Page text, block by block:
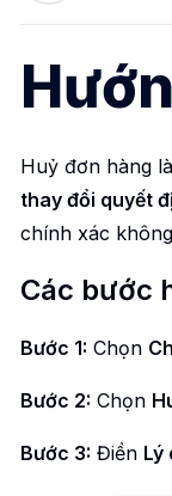
Huỷ đơn hàng
thay đổi quyết
chính xác
Các bước
Bước 1: Chọn
Bước 2: Chọn
Bước 3: Điền Lý